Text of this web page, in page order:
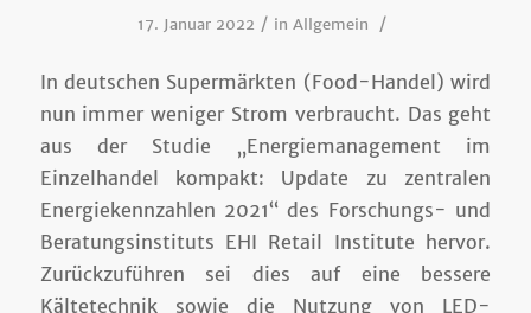
17. Januar 2022 / inAllgemein /
In deutschen Supermärkten (Food-Handel) wird
nun immer weniger Strom verbraucht. Das geht
aus der Studie „Energiemanagement im
Einzelhandel kompakt: Update zu zentralen
Energiekennzahlen 2021“ des Forschungs- und
Beratungsinstituts EHI Retail Institute hervor.
Zurückzuführen sei dies auf eine bessere
Kältetechnik sowie die Nutzung von LED-